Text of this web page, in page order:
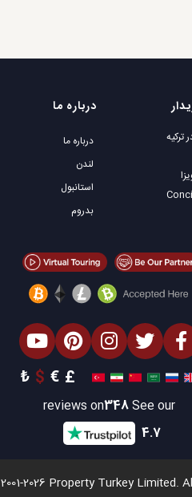
ترکیه
درباره ما
درباره ما
لندن
استانبول
بدروم
£
€
$
₺
See our
348
reviews on
4.7
2026 Property Turkey Limited.